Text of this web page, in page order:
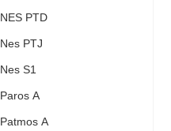
NES PTD
Nes PTJ
Nes S1
Paros A
Patmos A